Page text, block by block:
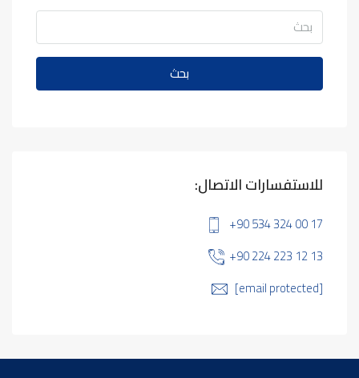
بحث
للاستفسارات الاتصال:
+90 534 324 00 17
+90 224 223 12 13
[email protected]